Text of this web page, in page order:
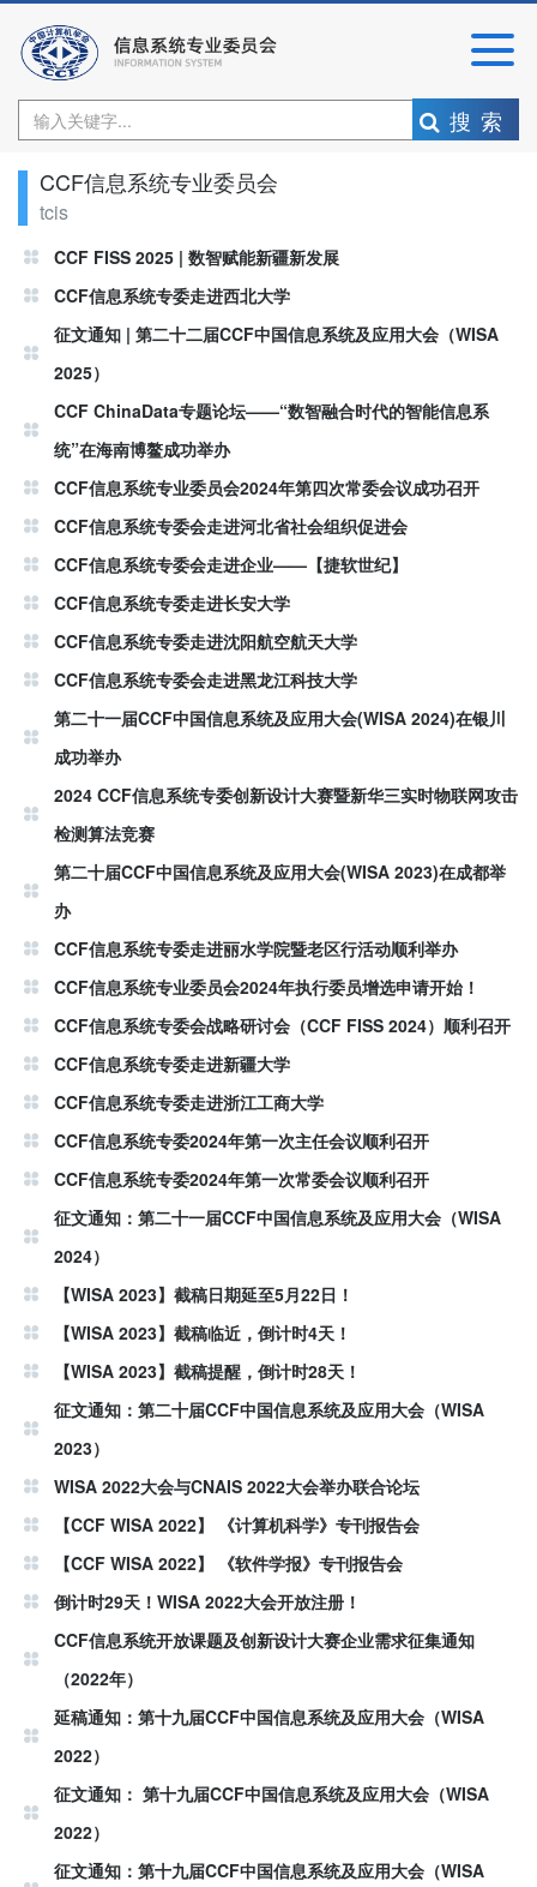
搜索
CCF信息系统专业委员会
tcis
CCF FISS 2025 | 数智赋能新疆新发展
CCF信息系统专委走进西北大学
征文通知 | 第二十二届CCF中国信息系统及应用大会（WISA
2025）
CCF ChinaData专题论坛——“数智融合时代的智能信息系
统”在海南博鳌成功举办
CCF信息系统专业委员会2024年第四次常委会议成功召开
CCF信息系统专委会走进河北省社会组织促进会
CCF信息系统专委会走进企业——【捷软世纪】
CCF信息系统专委走进长安大学
CCF信息系统专委走进沈阳航空航天大学
CCF信息系统专委会走进黑龙江科技大学
第二十一届CCF中国信息系统及应用大会(WISA 2024)在银川
成功举办
2024 CCF信息系统专委创新设计大赛暨新华三实时物联网攻击
检测算法竞赛
第二十届CCF中国信息系统及应用大会(WISA 2023)在成都举
办
CCF信息系统专委走进丽水学院暨老区行活动顺利举办
CCF信息系统专业委员会2024年执行委员增选申请开始！
CCF信息系统专委会战略研讨会（CCF FISS 2024）顺利召开
CCF信息系统专委走进新疆大学
CCF信息系统专委走进浙江工商大学
CCF信息系统专委2024年第一次主任会议顺利召开
CCF信息系统专委2024年第一次常委会议顺利召开
征文通知：第二十一届CCF中国信息系统及应用大会（WISA
2024）
【WISA 2023】截稿日期延至5月22日！
【WISA 2023】截稿临近，倒计时4天！
【WISA 2023】截稿提醒，倒计时28天！
征文通知：第二十届CCF中国信息系统及应用大会（WISA
2023）
WISA 2022大会与CNAIS 2022大会举办联合论坛
【CCF WISA 2022】 《计算机科学》专刊报告会
【CCF WISA 2022】 《软件学报》专刊报告会
倒计时29天！WISA 2022大会开放注册！
CCF信息系统开放课题及创新设计大赛企业需求征集通知
（2022年）
延稿通知：第十九届CCF中国信息系统及应用大会（WISA
2022）
征文通知： 第十九届CCF中国信息系统及应用大会（WISA
2022）
征文通知：第十九届CCF中国信息系统及应用大会（WISA